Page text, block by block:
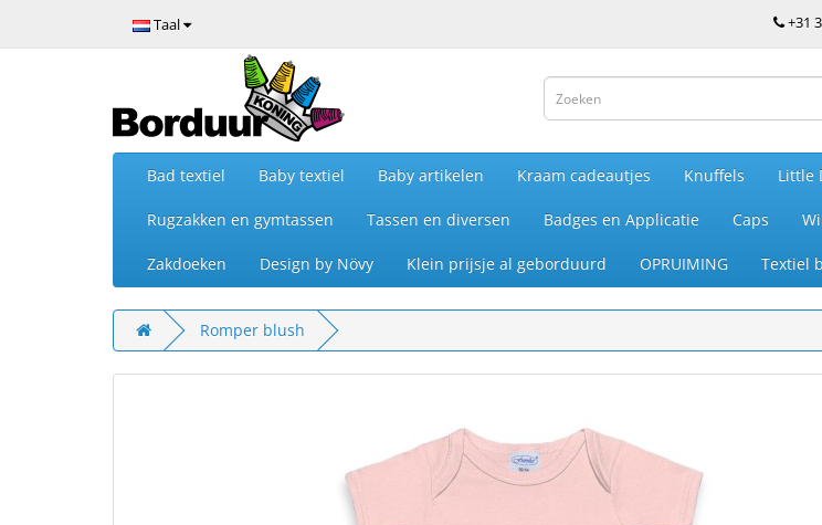
Taal +31
Bad textiel Baby textiel Baby artikelen Kraam cadeautjes Knuffels Little
Rugzakken en gymtassen Tassen en diversen Badges en Applicatie Caps
Zakdoeken Design by Növy Klein prijsje al geborduurd OPRUIMING Textiel
Romper blush